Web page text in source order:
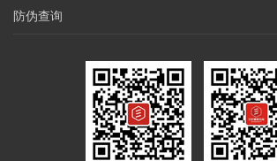
防伪查询